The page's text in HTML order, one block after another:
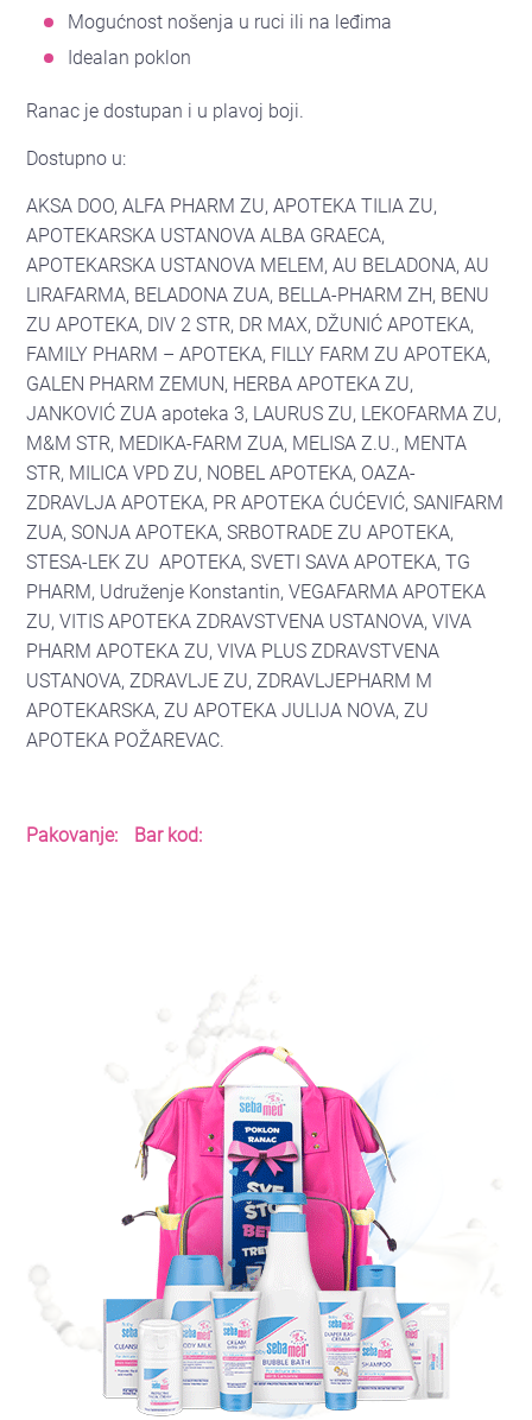
Mogućnost nošenja u ruci ili na leđima
Idealan poklon
Ranac je dostupan i u plavoj boji.
Dostupno u:
AKSA DOO, ALFA PHARM ZU, APOTEKA TILIA ZU,
APOTEKARSKA USTANOVA ALBA GRAECA,
APOTEKARSKA USTANOVA MELEM, AU BELADONA, AU
LIRAFARMA, BELADONA ZUA, BELLA-PHARM ZH, BENU
ZU APOTEKA, DIV 2 STR, DR MAX, DŽUNIĆ APOTEKA,
FAMILY PHARM – APOTEKA, FILLY FARM ZU APOTEKA,
GALEN PHARM ZEMUN, HERBA APOTEKA ZU,
JANKOVIĆ ZUA apoteka 3, LAURUS ZU, LEKOFARMA ZU,
M&M STR, MEDIKA-FARM ZUA, MELISA Z.U., MENTA
STR, MILICA VPD ZU, NOBEL APOTEKA, OAZA-
ZDRAVLJA APOTEKA, PR APOTEKA ĆUĆEVIĆ, SANIFARM
ZUA, SONJA APOTEKA, SRBOTRADE ZU APOTEKA,
STESA-LEK ZU APOTEKA, SVETI SAVA APOTEKA, TG
PHARM, Udruženje Konstantin, VEGAFARMA APOTEKA
ZU, VITIS APOTEKA ZDRAVSTVENA USTANOVA, VIVA
PHARM APOTEKA ZU, VIVA PLUS ZDRAVSTVENA
USTANOVA, ZDRAVLJE ZU, ZDRAVLJEPHARM M
APOTEKARSKA, ZU APOTEKA JULIJA NOVA, ZU
APOTEKA POŽAREVAC.
Pakovanje: Bar kod: